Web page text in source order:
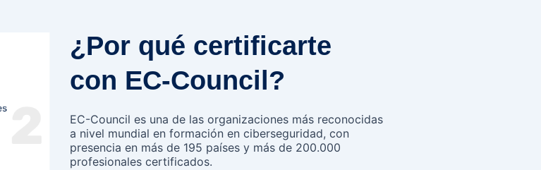
¿Por qué certificarte
con EC-Council?
EC-Council es una de las organizaciones más reconocidas
a nivel mundial en formación en ciberseguridad, con
presencia en más de 195 países y más de 200.000
profesionales certificados.